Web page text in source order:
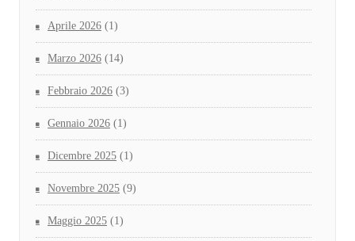
Aprile 2026 (1)
Marzo 2026 (14)
Febbraio 2026 (3)
Gennaio 2026 (1)
Dicembre 2025 (1)
Novembre 2025 (9)
Maggio 2025 (1)